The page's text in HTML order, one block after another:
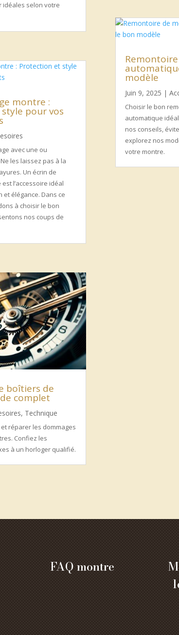
idéales selon votre
montre :
pour vos
avec une ou
les laissez pas à la
Un écrin de
l’accessoire idéal
élégance. Dans ce
à choisir le bon
nos coups de
boîtiers de
complet
, Technique
réparer les dommages
Confiez les
à un horloger qualifié.
modèle
Juin 9, 2025 |
Choisir le bon
automatique
nos conseils,
explorez nos
votre montre.
FAQ montre